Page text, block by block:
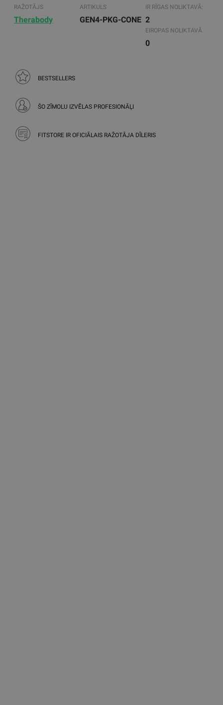
RAŽOTĀJS
Therabody
ARTIKULS
GEN4-PKG-CONE
IR RĪGAS NOLIKTAVĀ:
2
EIROPAS NOLIKTAVĀ
0
BESTSELLERS
ŠO ZĪMOLU IZVĒLAS PROFESIONĀĻI
FITSTORE IR OFICIĀLAIS RAŽOTĀJA DĪLERIS